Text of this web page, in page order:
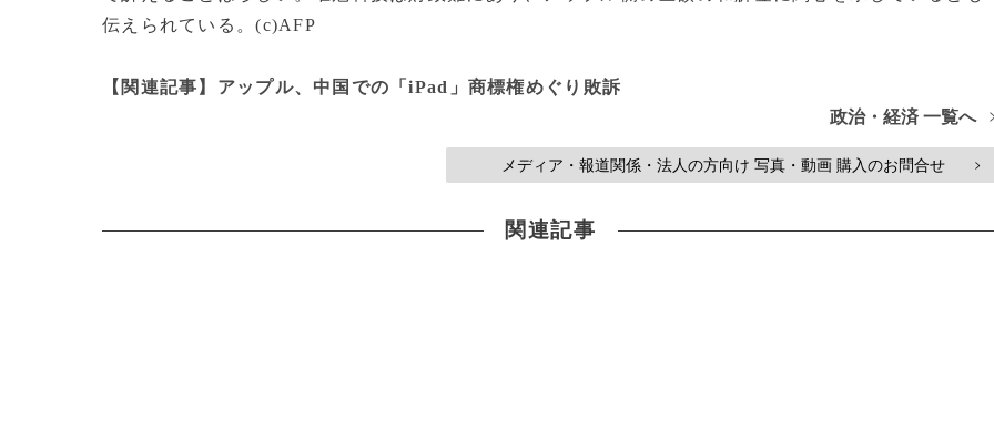
伝えられている。(c)AFP
【関連記事】アップル、中国での「iPad」商標権めぐり敗訴
政治・経済 一覧へ
メディア・報道関係・法人の方向け 写真・動画 購入のお問合せ >
関連記事